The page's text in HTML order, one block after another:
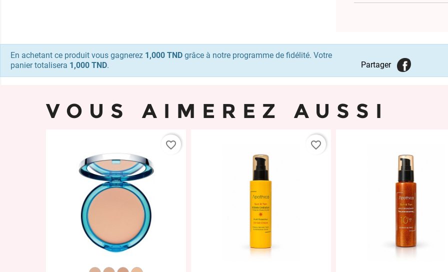
Partager
En achetant ce produit vous gagnerez 1,000 TND grâce à notre programme de fidélité. Votre
panier totalisera 1,000 TND.
VOUS AIMEREZ AUSSI
favorite_border favorite_border